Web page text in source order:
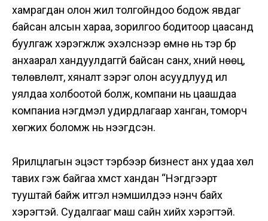
хамрагдан олон жил толгойндоо бодож явдаг
байсан алсын хараа, зорилгоо бодитоор цаасанд
буулгаж хэрэгжүүлж эхэлснээр өмнө нь тэр бүр
анхаарал хандуулдаггүй байсан санхүү, хүний нөөц,
төлөвлөлт, хяналт зэрэг олон асуудлууд илүү
уялдаа холбоотой болж, компани нь цаашдаа
компаниа нэгдмэл удирдлагаар ханган, томорч
хөгжих боломж нь нээгдсэн.
Ярилцлагын эцэст тэрбээр бизнест анх удаа хөл
тавих гэж байгаа хүмүүст хандан “Нэгдүгээрт
тууштай байж итгэл үнэмшилдээ үнэнч байх
хэрэгтэй. Судалгааг маш сайн хийх хэрэгтэй.